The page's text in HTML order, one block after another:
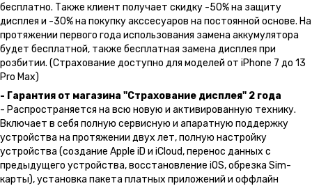
бесплатно. Также клиент получает скидку -50% на защиту
дисплея и -30% на покупку акссесуаров на постоянной основе. На
протяжении первого года использования замена аккумулятора
будет бесплатной, также бесплатная замена дисплея при
розбитии. (Страхование доступно для моделей от iPhone 7 до 13
Pro Max)
- Гарантия от магазина "Страхование дисплея" 2 года
- Распространяется на всю новую и активированную технику.
Включает в себя полную сервисную и апаратную поддержку
устройства на протяжении двух лет, полную настройку
устройства (создание Apple iD и iCloud, перенос данных с
предыдущего устройства, восстановление iOS, обрезка Sim-
карты), установка пакета платных приложений и оффлайн